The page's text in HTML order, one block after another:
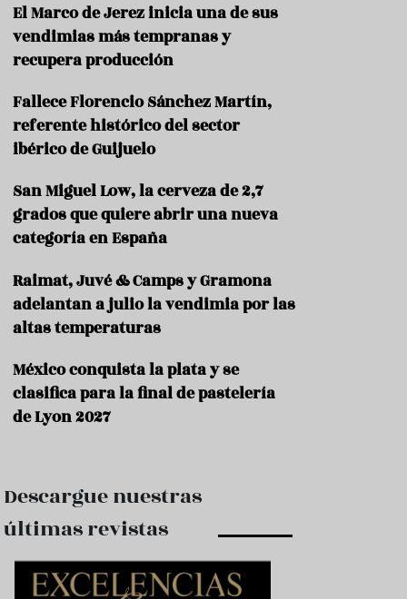
d
o
n
e
s
r
a
n
F
n
El Marco de Jerez inicia una de sus
vendimias más tempranas y
recupera producción
Fallece Florencio Sánchez Martín,
referente histórico del sector
ibérico de Guijuelo
San Miguel Low, la cerveza de 2,7
grados que quiere abrir una nueva
categoría en España
Raimat, Juvé & Camps y Gramona
adelantan a julio la vendimia por las
altas temperaturas
México conquista la plata y se
clasifica para la final de pastelería
de Lyon 2027
Descargue nuestras
últimas revistas